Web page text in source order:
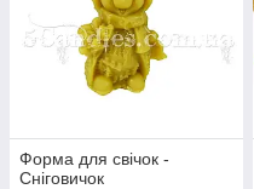
Форма для свічок -
Сніговичок